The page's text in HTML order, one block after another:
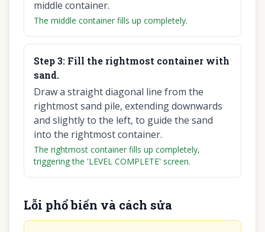
middle container.
The middle container fills up completely.
Step3: Fill the rightmost container with
sand.
Draw a straight diagonal line from the
rightmost sand pile, extending downwards
and slightly to the left, to guide the sand
into the rightmost container.
The rightmost container fills up completely,
triggering the 'LEVEL COMPLETE' screen.
Lỗi phổ biến và cách sửa